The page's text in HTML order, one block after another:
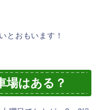
とおもいます！
場はある？